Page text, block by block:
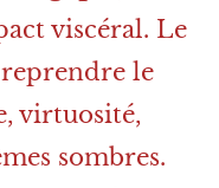
viscéral. Le
le
virtuosité,
sombres.